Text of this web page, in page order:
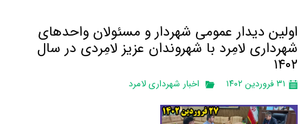
اولین دیدار عمومی شهردار و مسئولان واحدهای
شهرداری لامِرد با شهروندان عزیز لامِردی در سال
۱۴۰۲
۳۱ فروردین ۱۴۰۲ اخبار شهرداری لامرد